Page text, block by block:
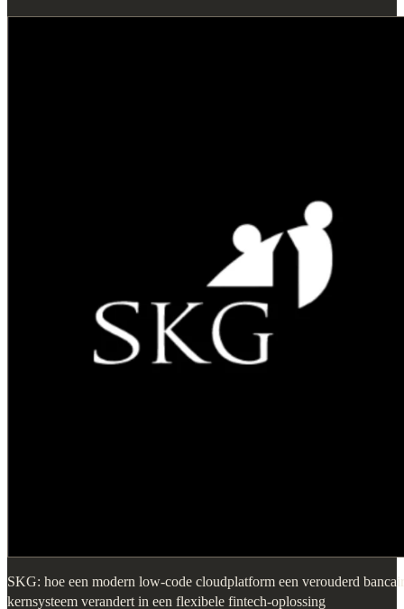
SKG: hoe een modern low-code cloudplatform een verouderd bancair
kernsysteem verandert in een flexibele fintech-oplossing